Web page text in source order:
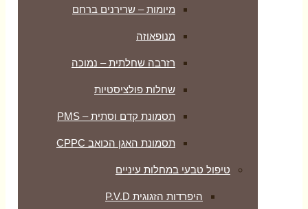
מיומות – שרירנים ברחם
מנופאוזה
רזרבה שחלתית – נמוכה
שחלות פולציסטיות
תסמונת קדם וסתית – PMS
תסמונת האגן הכואב CPPC
טיפול טבעי במחלות עיניים
היפרדות הזגוגית P.V.D